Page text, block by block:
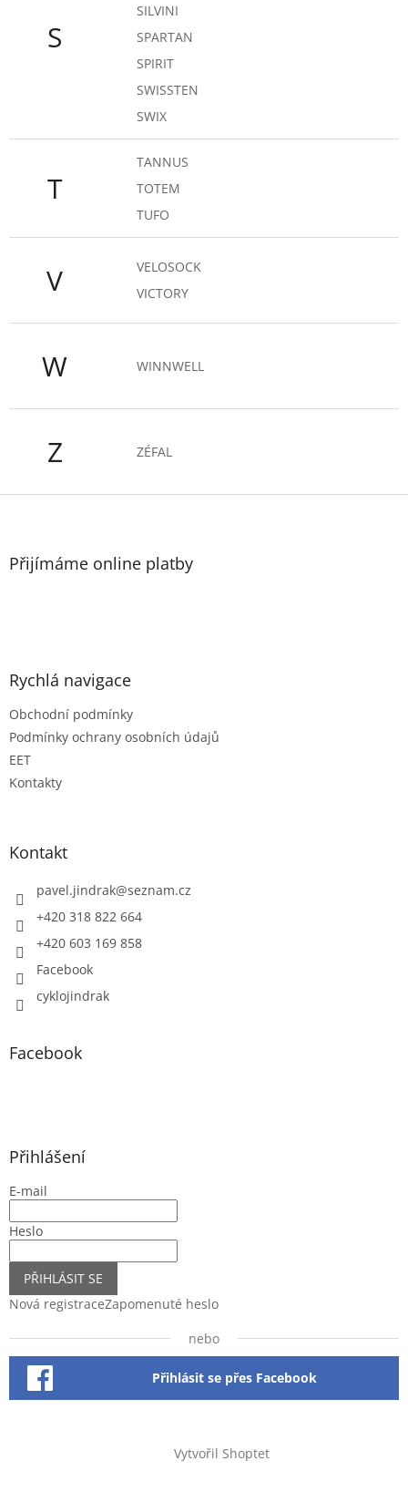
S
SILVINI
SPARTAN
SPIRIT
SWISSTEN
SWIX
T
TANNUS
TOTEM
TUFO
V
VELOSOCK
VICTORY
W WINNWELL
Z ZÉFAL
Z
Přijímáme online platby
Rychlá navigace
Obchodní podmínky
Podmínky ochrany osobních údajů
EET
Kontakty
Kontakt
pavel.jindrak@seznam.cz
+420 318 822 664
+420 603 169 858
Facebook
cyklojindrak
Facebook
Přihlášení
E-mail
Heslo
PŘIHLÁSIT SE
Nová registraceZapomenuté heslo
nebo
Přihlásit se přes Facebook
Vytvořil Shoptet